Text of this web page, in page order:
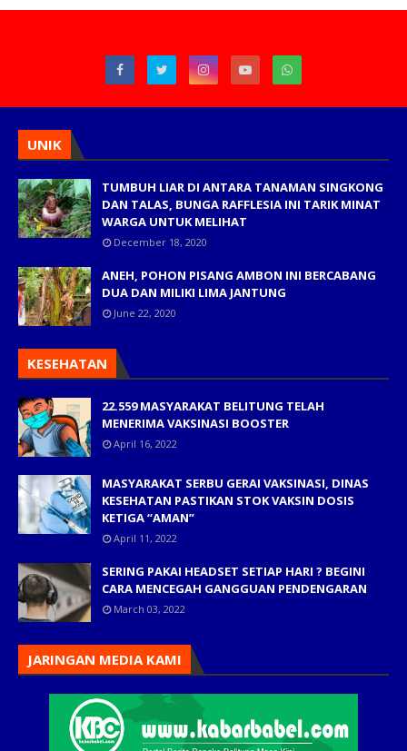
UNIK
TUMBUH LIAR DI ANTARA TANAMAN SINGKONG
DAN TALAS, BUNGA RAFFLESIA INI TARIK MINAT
WARGA UNTUK MELIHAT
December 18, 2020
ANEH, POHON PISANG AMBON INI BERCABANG
DUA DAN MILIKI LIMA JANTUNG
June 22, 2020
KESEHATAN
22.559 MASYARAKAT BELITUNG TELAH
MENERIMA VAKSINASI BOOSTER
April 16, 2022
MASYARAKAT SERBU GERAI VAKSINASI, DINAS
KESEHATAN PASTIKAN STOK VAKSIN DOSIS
KETIGA “AMAN”
April 11, 2022
SERING PAKAI HEADSET SETIAP HARI ? BEGINI
CARA MENCEGAH GANGGUAN PENDENGARAN
March 03, 2022
JARINGAN MEDIA KAMI